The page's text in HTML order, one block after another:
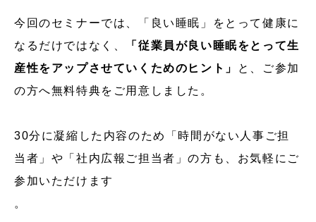
今回のセミナーでは、「良い睡眠」をとって健康に
なるだけではなく、
「従業員が良い睡眠をとって生
産性をアップさせていくためのヒント」
と、ご参加
の方へ無料特典をご用意しました。
30分に凝縮した内容のため「時間がない人事ご担
当者」や「社内広報ご担当者」の方も、お気軽にご
参加いただけます
。